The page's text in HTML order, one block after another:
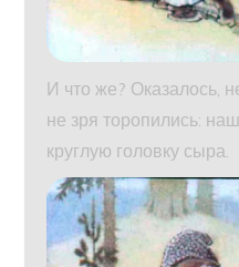
И что же? Оказалось,
не зря торопились:
круглую головку сыра.